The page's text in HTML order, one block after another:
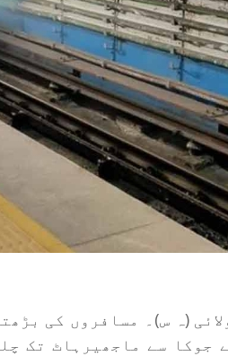
12 جولائی (ہ س)۔
جوکا سے ماجھیرہاٹ تک